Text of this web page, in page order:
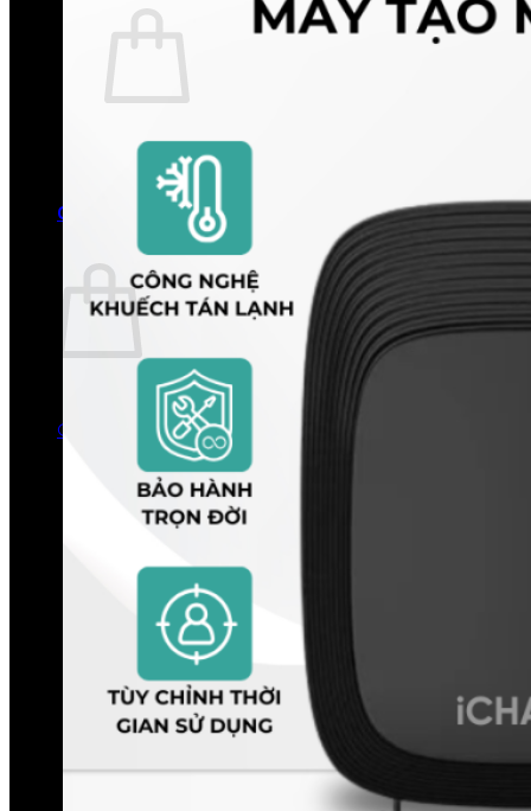
Quay trở lại cửa hàng
0
Giỏ hàng
Chưa có sản phẩm trong giỏ hàng.
Quay trở lại cửa hàng